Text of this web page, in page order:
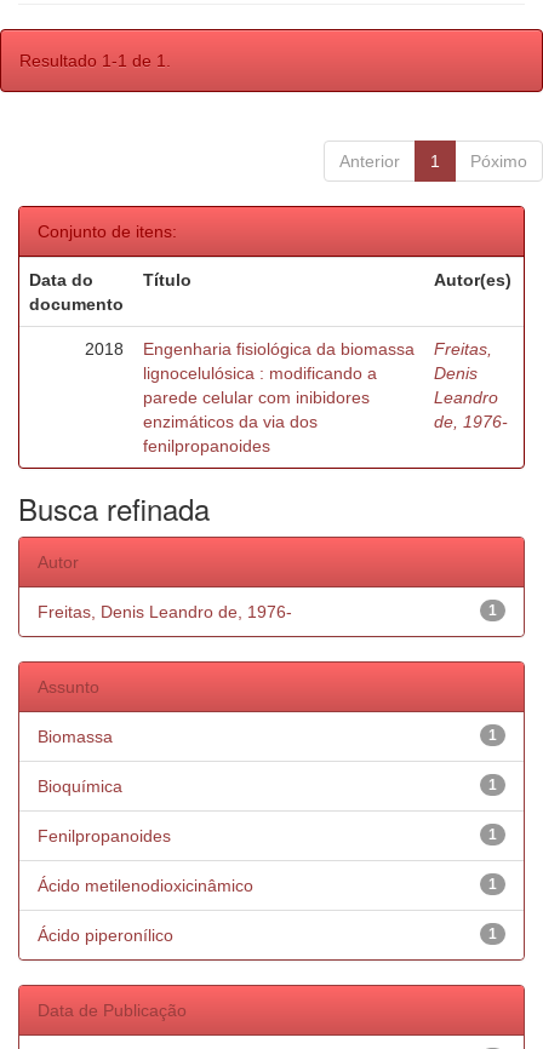
Resultado 1-1 de 1.
Anterior 1 Póximo
Conjunto de itens:
Data do
documento
Título Autor(es)
2018
Engenharia fisiológica da biomassa
lignocelulósica : modificando a
parede celular com inibidores
enzimáticos da via dos
fenilpropanoides
Freitas,
Denis
Leandro
de, 1976-
Busca refinada
Autor
1
Freitas, Denis Leandro de, 1976-
Assunto
1
Biomassa
1
Bioquímica
1
Fenilpropanoides
1
Ácido metilenodioxicinâmico
1
Ácido piperonílico
Data de Publicação